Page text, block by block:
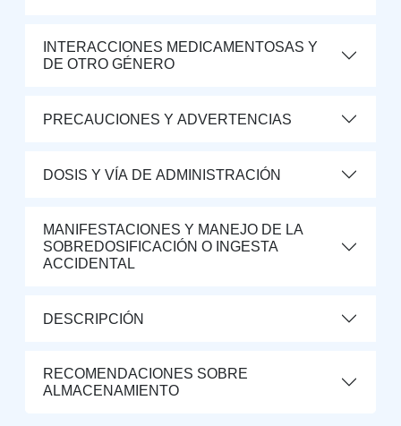
INTERACCIONES MEDICAMENTOSAS Y
DE OTRO GÉNERO
PRECAUCIONES Y ADVERTENCIAS
DOSIS Y VÍA DE ADMINISTRACIÓN
MANIFESTACIONES Y MANEJO DE LA
SOBREDOSIFICACIÓN O INGESTA
ACCIDENTAL
DESCRIPCIÓN
RECOMENDACIONES SOBRE
ALMACENAMIENTO